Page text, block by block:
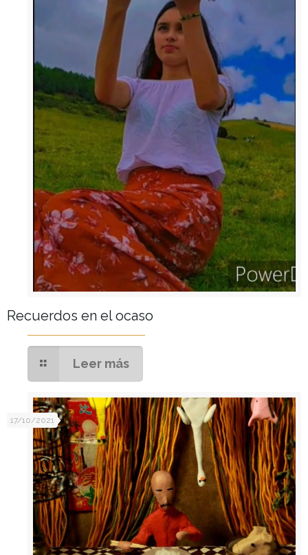
Recuerdos en el ocaso
Leer más
17/10/2021